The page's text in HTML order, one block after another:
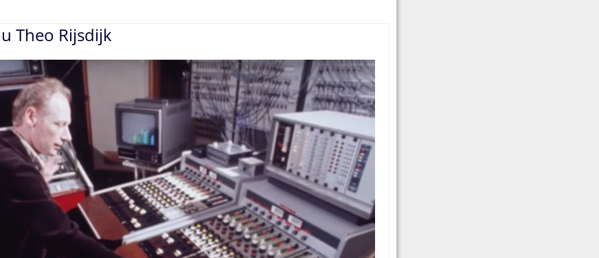
Dallas jingle city
De Tourtune
Ferry Maat 65
Ferry Maat interview
Jingle Awards
Jingle NIEUW
Omroepbanden
Stoomfluit Klaas
Vaak
Uitvinding
jinglecassette
Top Format in
pictures
Dik Voormekaar in
foto’s
Theo Rijsdijk